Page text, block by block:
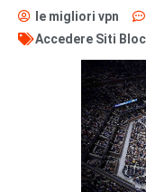
le migliori vpn
Accedere Siti